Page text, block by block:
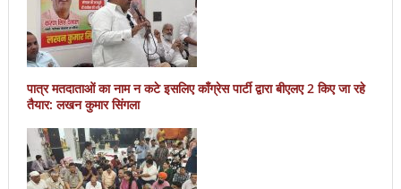
पात्र मतदाताओं का नाम न कटे इसलिए काँग्रेस पार्टी द्वारा बीएलए 2 किए जा रहे
तैयार: लखन कुमार सिंगला